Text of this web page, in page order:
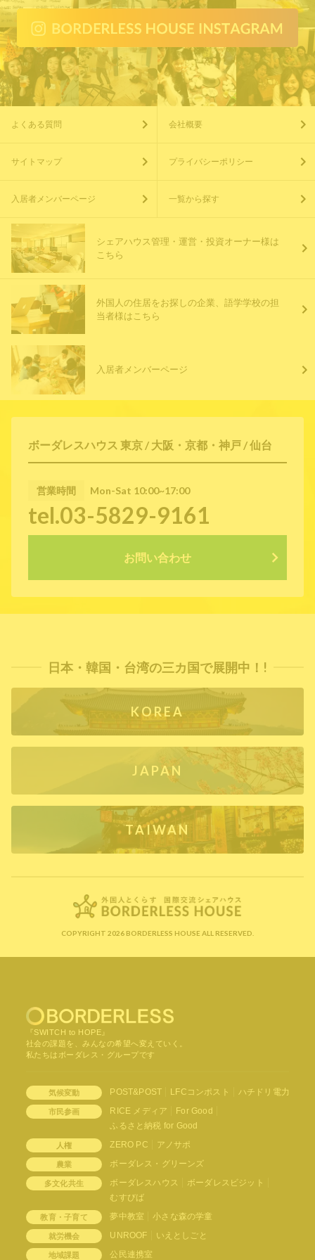
ボーダレスハウス 東京 / 大阪・京都・神戸 / 仙台
営業時間 Mon-Sat 10:00~17:00
tel.03-5829-9161
お問い合わせ
よくある質問 会社概要
サイトマップ プライバシーポリシー
入居者メンバーページ 一覧から探す
シェアハウス管理・運営・投資オーナー様は
こちら
外国人の住居をお探しの企業、語学学校の担
当者様はこちら
入居者メンバーページ
日本・韓国・台湾の三カ国で展開中！!
KOREA
JAPAN
TAIWAN
COPYRIGHT 2026 BORDERLESS HOUSE ALL RESERVED.
『SWITCH to HOPE』
社会の課題を、みんなの希望へ変えていく。
私たちはボーダレス・グループです
気候変動 POST&POST LFCコンポスト ハチドリ電力
市民参画 RICE メディア
For Good
ふるさと納税 for Good
人権 ZERO PC アノサポ
農業 ボーダレス・グリーンズ
多文化共生 ボーダレスハウス
ボーダレスビジット
むすびば
教育・子育て 夢中教室 小さな森の学童
就労機会 UNROOF いえとしごと
地域課題 公民連携室